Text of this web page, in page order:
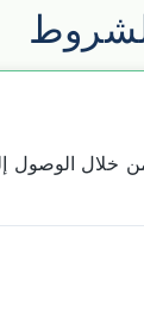
من خلال الوصول